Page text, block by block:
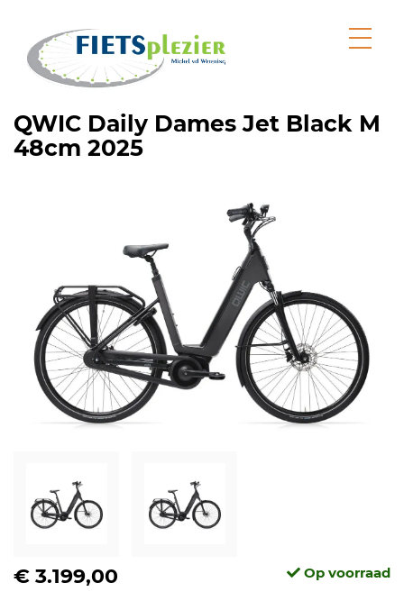
QWIC Daily Dames Jet Black M
48cm 2025
€ 3.199,00 Op voorraad